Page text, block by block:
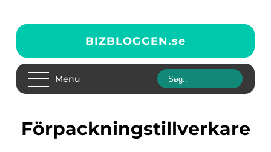
BIZBLOGGEN.se
Menu
förpackningstillverkare